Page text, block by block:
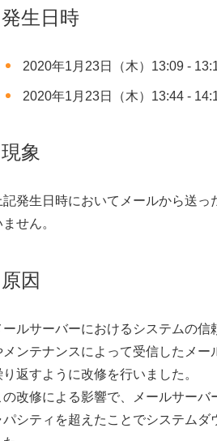
発生日時
2020年1月23日（木）13:09 -
2020年1月23日（木）13:44 -
現象
記発生日時においてメールから送
ません。
原因
ールサーバーにおけるシステムの
メンテナンスによって受信したメ
り返すように改修を行いました。
の改修による影響で、メールサー
パシティを超えたことでシステム